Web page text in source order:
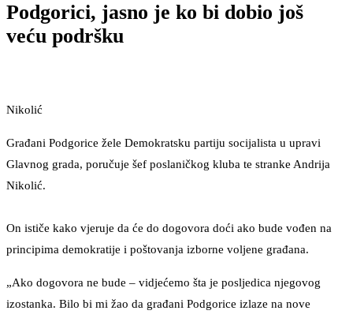
Podgorici, jasno je ko bi dobio još
veću podršku
Nikolić
Građani Podgorice žele Demokratsku partiju socijalista u upravi
Glavnog grada, poručuje šef poslaničkog kluba te stranke Andrija
Nikolić.
On ističe kako vjeruje da će do dogovora doći ako bude vođen na
principima demokratije i poštovanja izborne voljene građana.
„Ako dogovora ne bude – vidjećemo šta je posljedica njegovog
izostanka. Bilo bi mi žao da građani Podgorice izlaze na nove